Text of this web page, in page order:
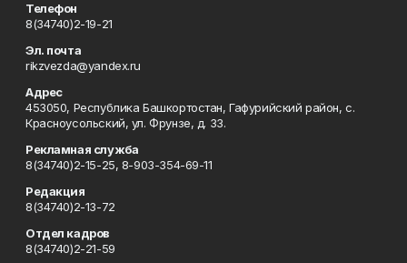
Телефон
8(34740)2-19-21
Эл. почта
rikzvezda@yandex.ru
Адрес
453050, Республика Башкортостан, Гафурийский район, с.
Красноусольский, ул. Фрунзе, д. 33.
Рекламная служба
8(34740)2-15-25, 8-903-354-69-11
Редакция
8(34740)2-13-72
Отдел кадров
8(34740)2-21-59